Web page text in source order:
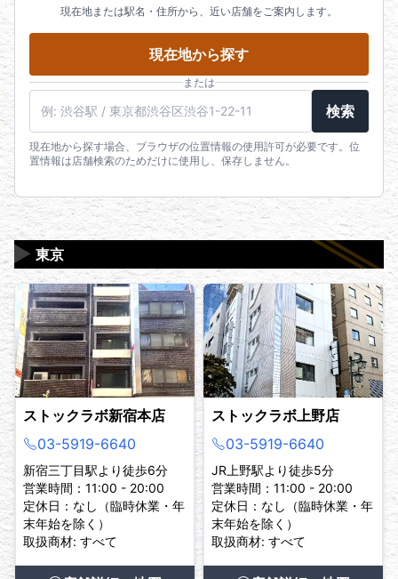
現在地または駅名・住所から、近い店舗をご案内します。
現在地から探す
または
検索
現在地から探す場合、ブラウザの位置情報の使用許可が必要です。位
置情報は店舗検索のためだけに使用し、保存しません。
東京
▶
ストックラボ新宿本店
03-5919-6640
新宿三丁目駅より徒歩6分
営業時間：11:00 - 20:00
定休日：なし（臨時休業・年
末年始を除く）
取扱商材: すべて
ストックラボ上野店
03-5919-6640
JR上野駅より徒歩5分
営業時間：11:00 - 20:00
定休日：なし（臨時休業・年
末年始を除く）
取扱商材: すべて